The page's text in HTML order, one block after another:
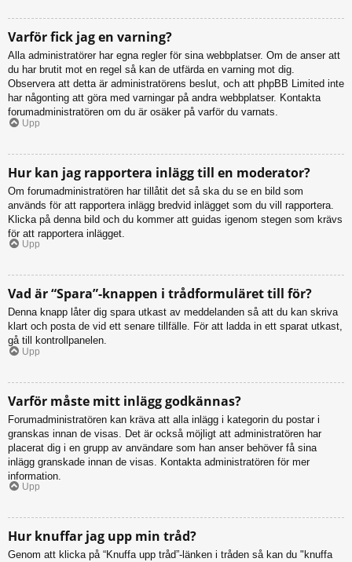
Varför fick jag en varning?
Alla administratörer har egna regler för sina webbplatser. Om de anser att
du har brutit mot en regel så kan de utfärda en varning mot dig.
Observera att detta är administratörens beslut, och att phpBB Limited inte
har någonting att göra med varningar på andra webbplatser. Kontakta
forumadministratören om du är osäker på varför du varnats.
Upp
Hur kan jag rapportera inlägg till en moderator?
Om forumadministratören har tillåtit det så ska du se en bild som
används för att rapportera inlägg bredvid inlägget som du vill rapportera.
Klicka på denna bild och du kommer att guidas igenom stegen som krävs
för att rapportera inlägget.
Upp
Vad är “Spara”-knappen i trådformuläret till för?
Denna knapp låter dig spara utkast av meddelanden så att du kan skriva
klart och posta de vid ett senare tillfälle. För att ladda in ett sparat utkast,
gå till kontrollpanelen.
Upp
Varför måste mitt inlägg godkännas?
Forumadministratören kan kräva att alla inlägg i kategorin du postar i
granskas innan de visas. Det är också möjligt att administratören har
placerat dig i en grupp av användare som han anser behöver få sina
inlägg granskade innan de visas. Kontakta administratören för mer
information.
Upp
Hur knuffar jag upp min tråd?
Genom att klicka på “Knuffa upp tråd”-länken i tråden så kan du "knuffa